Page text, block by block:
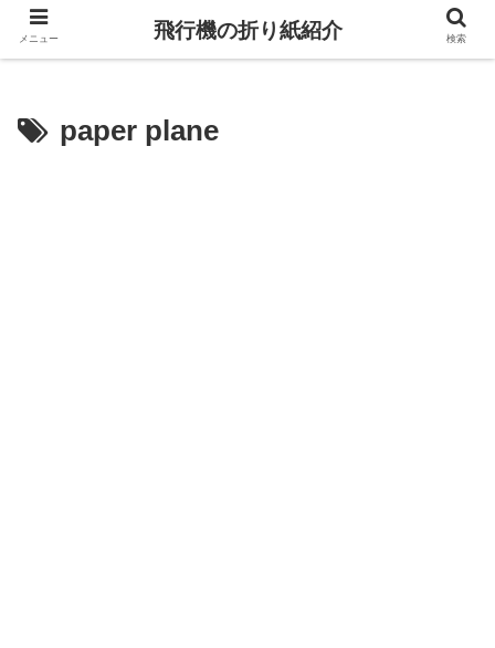
paper plane
メニュー 飛行機の折り紙紹介 検索